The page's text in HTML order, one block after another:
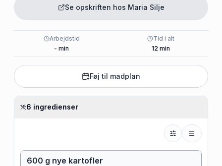
Se opskriften hos Maria Silje
Arbejdstid
- min
Tid i alt
12 min
Føj til madplan
6 ingredienser
600 g nye kartofler